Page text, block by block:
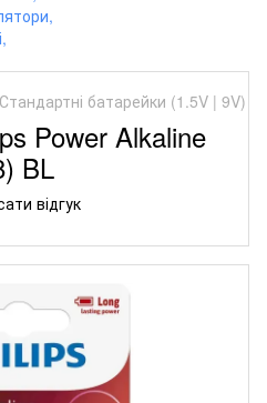
Стандартні батарейки (1.5V | 9V)
Power Alkaline
BL
відгук